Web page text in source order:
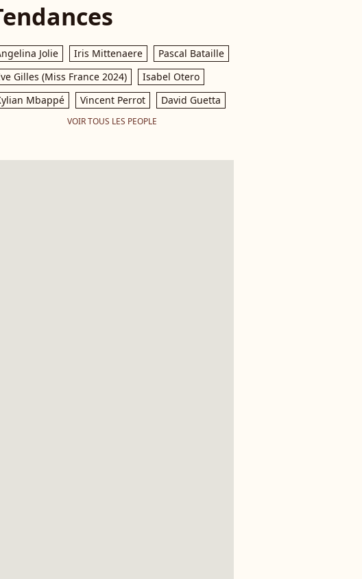
Jolie Iris Mittenaere
Pascal Bataille
Gilles (Miss France 2024)
Isabel Otero
Mbappé
Vincent Perrot David Guetta
VOIR TOUS LES PEOPLE